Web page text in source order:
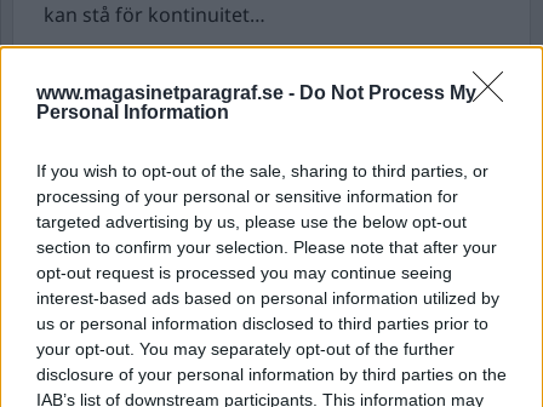
www.magasinetparagraf.se - Do Not Process My
Personal Information
If you wish to opt-out of the sale, sharing to third parties, or
processing of your personal or sensitive information for
targeted advertising by us, please use the below opt-out
section to confirm your selection. Please note that after your
opt-out request is processed you may continue seeing
interest-based ads based on personal information utilized by
us or personal information disclosed to third parties prior to
your opt-out. You may separately opt-out of the further
disclosure of your personal information by third parties on the
IAB’s list of downstream participants. This information may
kan stå för kontinuitet…
Till slut finner fadern hustruns gamle älskare
men denne är ovillig att hjälpa sin för honom
Mitt första barn föddes år 1985 så min filmA Day
in the Lifeär uppenbarligen inte självbiografisk.
Jag nämner det eftersom det var en fråga som
jag upprepade gånger fick på olika filmfestivaler.
Inte heller kände jag någon som var med om
detta öde, utan premisser när jag skrev manuset
var tvenne.